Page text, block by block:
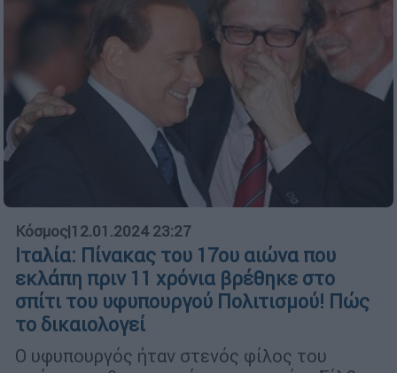
Κόσμος|12.01.2024 23:27
Ιταλία: Πίνακας του 17ου αιώνα που
εκλάπη πριν 11 χρόνια βρέθηκε στο
σπίτι του υφυπουργού Πολιτισμού! Πώς
το δικαιολογεί
Ο υφυπουργός ήταν στενός φίλος του